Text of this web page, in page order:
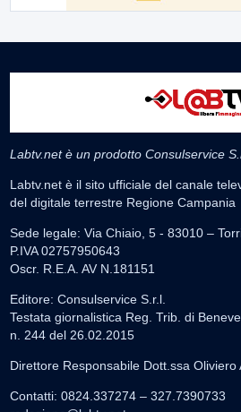
Labtv.net è un prodotto Consulservice
Labtv.net è il sito ufficiale del canale
del digitale terrestre Regione Campania
Sede legale: Via Chiaio, 5 - 83010 –
P.IVA 02757950643
Oscr. R.E.A. AV N.181151
Editore: Consulservice S.r.l.
Testata giornalistica Reg. Trib. di
n. 244 del 26.02.2015
Direttore Responsabile Dott.ssa Oliviero
Contatti: 0824.337274 – 327.7390733